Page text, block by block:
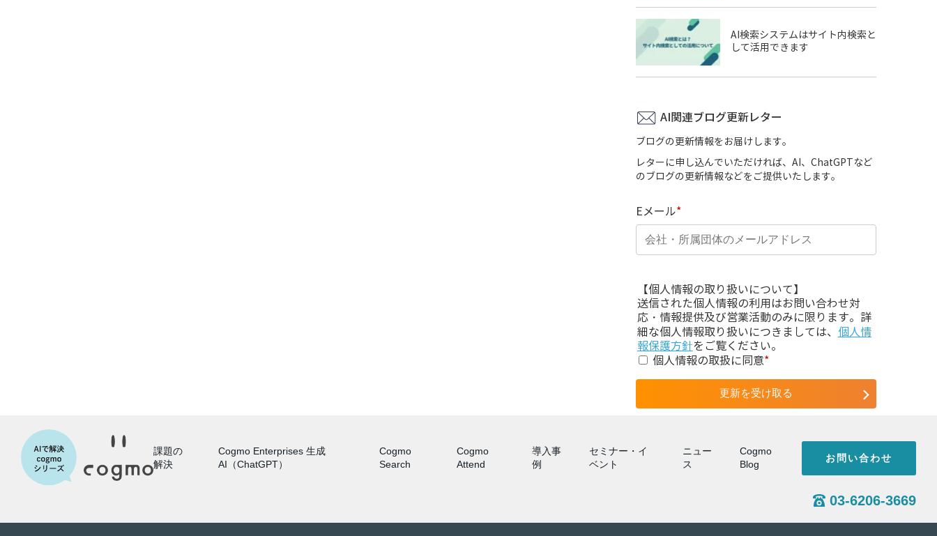
AI検索システムはサイト内検索と
して活用できます
AI関連ブログ更新レター
ブログの更新情報をお届けします。
レターに申し込んでいただければ、AI、ChatGPTなど
のブログの更新情報などをご提供いたします。
Eメール*
【個人情報の取り扱いについて】
送信された個人情報の利用はお問い合わせ対
応・情報提供及び営業活動のみに限ります。詳
細な個人情報取り扱いにつきましては、 個人情
報保護方針をご覧ください。
個人情報の取扱に同意*
課題の
解決
Cogmo Enterprises 生成
AI（ChatGPT）
Cogmo
Search
Cogmo
Attend
導入事
例
セミナー・イ
ベント
ニュー
ス
Cogmo
Blog
お問い合わせ
03-6206-3669